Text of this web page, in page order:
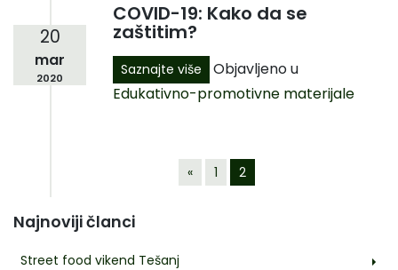
20
mar
2020
COVID-19: Kako da se
zaštitim?
Saznajte više
Objavljeno u
Edukativno-promotivne materijale
« 1 2
Najnoviji članci
Street food vikend Tešanj